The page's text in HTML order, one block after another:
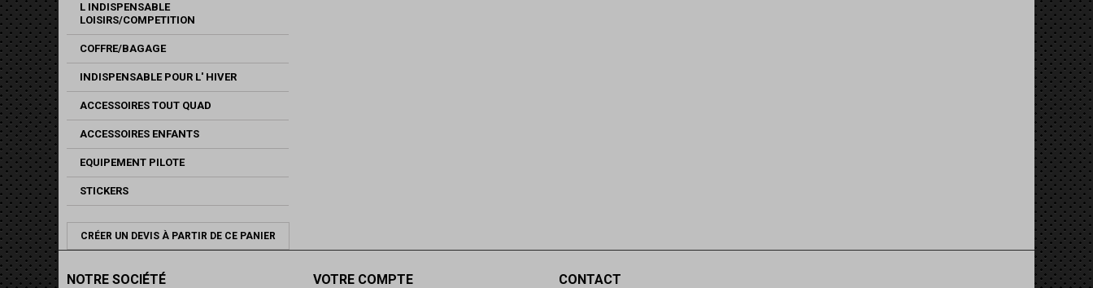
L INDISPENSABLE
LOISIRS/COMPETITION
COFFRE/BAGAGE
INDISPENSABLE POUR L' HIVER
ACCESSOIRES TOUT QUAD
ACCESSOIRES ENFANTS
EQUIPEMENT PILOTE
STICKERS
CRÉER UN DEVIS À PARTIR DE CE PANIER
NOTRE SOCIÉTÉ VOTRE COMPTE CONTACT